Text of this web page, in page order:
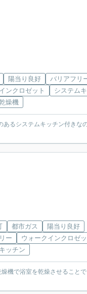
陽当り良好
バリアフリ
ンクロゼット
システム
燥機
るシステムキッチン付きな
都市ガス
陽当り良好
ー
ウォークインクロゼッ
ッチン
機で浴室を乾燥させること